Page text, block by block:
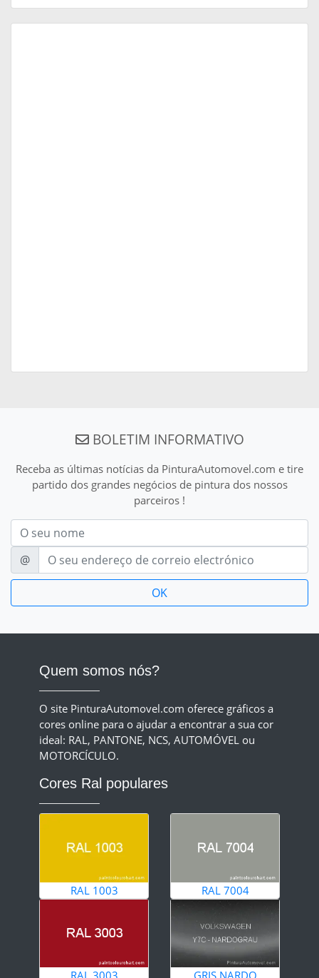
BOLETIM INFORMATIVO
Receba as últimas notícias da PinturaAutomovel.com e tire
partido dos grandes negócios de pintura dos nossos
parceiros !
Nom
E-mail
@
Quem somos nós?
O site PinturaAutomovel.com oferece gráficos a
cores online para o ajudar a encontrar a sua cor
ideal: RAL, PANTONE, NCS, AUTOMÓVEL ou
MOTORCÍCULO.
Cores Ral populares
RAL 1003 RAL 7004